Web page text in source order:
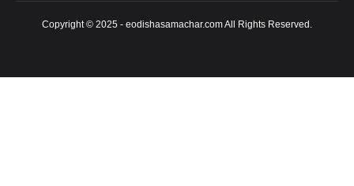
Copyright © 2025 - eodishasamachar.com All Rights Reserved.